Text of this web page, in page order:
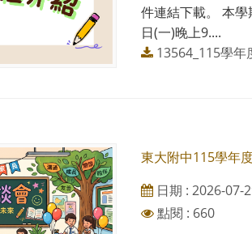
件連結下載。 本
日(一)晚上9....
13564_115學
東大附中115學年
日期 : 2026-07-
點閱 : 660